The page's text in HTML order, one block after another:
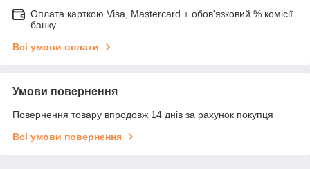
Оплата карткою Visa, Mastercard + обов'язковий % комісії
банку
Всі умови оплати
Умови повернення
Повернення товару впродовж 14 днів за рахунок покупця
Всі умови повернення